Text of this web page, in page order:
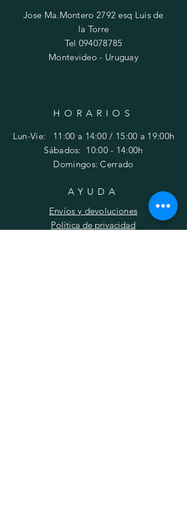
Jose Ma.Montero 2792 esq Luis de
la Torre
Tel 094078785
Montevideo - Uruguay
HORARIOS
Lun-Vie: 11:00 a 14:00 / 15:00 a 19:00h
​​Sábados: 10:00 - 14:00h
Domingos: Cerrado
AYUDA
Envíos y devoluciones
Política de privacidad